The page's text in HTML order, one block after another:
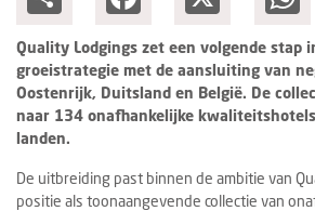
Quality Lodgings zet een volgende stap
groeistrategie met de aansluiting van
Oostenrijk, Duitsland en België. De
naar 134 onafhankelijke
landen.
De uitbreiding past binnen de ambitie van
positie als toonaangevende collectie van